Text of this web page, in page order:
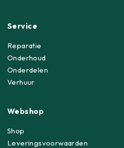
Service
Reparatie
Onderhoud
Onderdelen
Verhuur
Webshop
Shop
Leveringsvoorwaarden